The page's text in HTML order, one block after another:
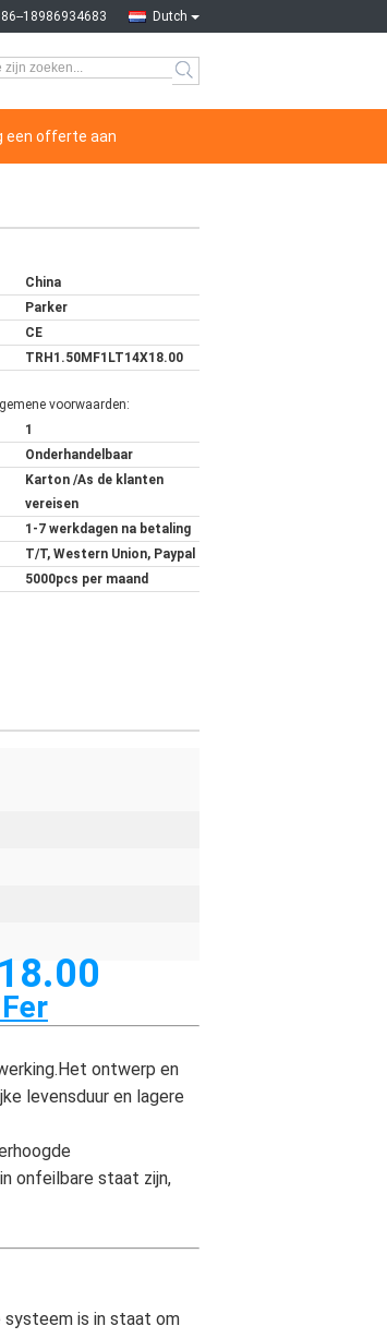
Dutch
86--18986934683
een offerte aan
China
Parker
CE
TRH1.50MF1LT14X18.00
voorwaarden:
1
Onderhandelbaar
Karton /As de klanten
vereisen
1-7 werkdagen na betaling
T/T, Western Union, Paypal
5000pcs per maand
ontwerp en
levensduur en lagere
onfeilbare staat zijn,
is in staat om